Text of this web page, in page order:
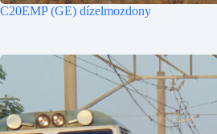
C20EMP (GE) dízelmozdony